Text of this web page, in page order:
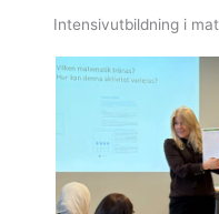
Åk. 1-
Intensivutbildning i